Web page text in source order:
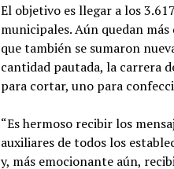
El objetivo es llegar a los
municipales. Aún quedan
que también se sumaron
cantidad pautada, la carrera
para cortar, uno para
“Es hermoso recibir los
auxiliares de todos los
y, más emocionante aún,